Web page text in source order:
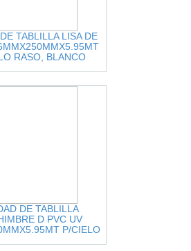
TABLILLA LISA DE
RASO, BLANCO
DE TABLILLA
D PVC UV
P/CIELO